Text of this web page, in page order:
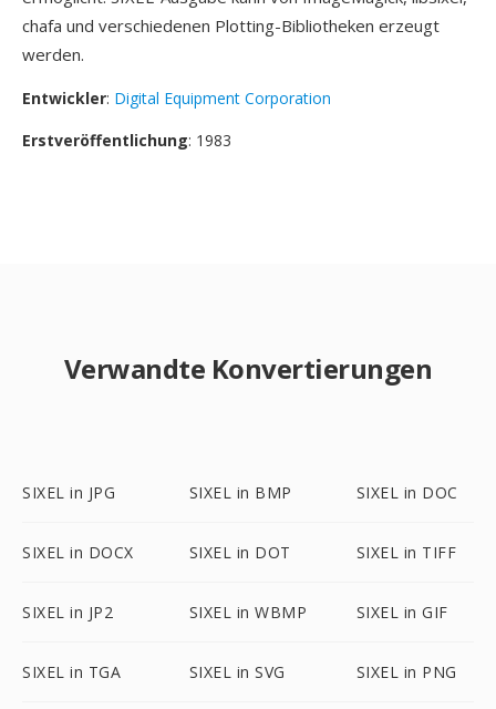
chafa und verschiedenen Plotting-Bibliotheken erzeugt
werden.
Entwickler: Digital Equipment Corporation
Erstveröffentlichung: 1983
Verwandte Konvertierungen
SIXEL in JPG SIXEL in BMP SIXEL in DOC
SIXEL in DOCX SIXEL in DOT SIXEL in TIFF
SIXEL in JP2 SIXEL in WBMP SIXEL in GIF
SIXEL in TGA SIXEL in SVG SIXEL in PNG